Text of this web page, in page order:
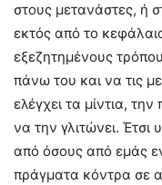
στους μετανάστες, ή
εκτός από το
εξεζητημένους
πάνω του και να τις
ελέγχει τα μίντια,
να την γλιτώνει. Έτσι
από όσους από εμάς
πράγματα κόντρα σε